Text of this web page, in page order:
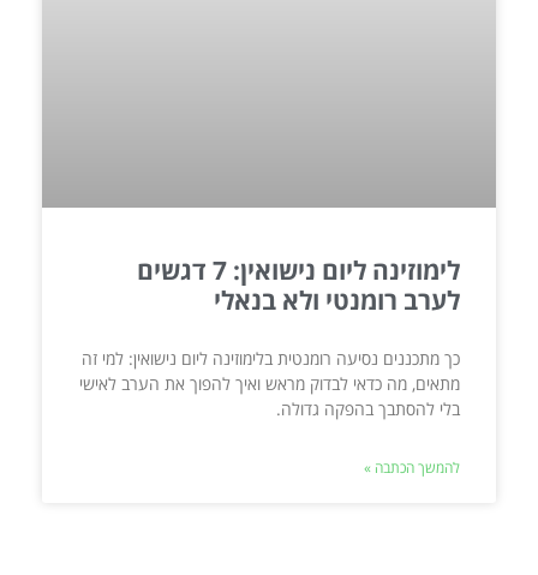
לימוזינה ליום נישואין: 7 דגשים
לערב רומנטי ולא בנאלי
כך מתכננים נסיעה רומנטית בלימוזינה ליום נישואין: למי זה
מתאים, מה כדאי לבדוק מראש ואיך להפוך את הערב לאישי
בלי להסתבך בהפקה גדולה.
להמשך הכתבה »